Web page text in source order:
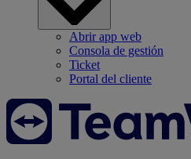
Abrir app web
Consola de gestión
Ticket
Portal del cliente